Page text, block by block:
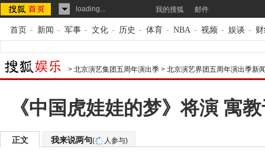
loading... 我的搜狐 邮件
首页 - 新闻 - 军事 - 文化 - 历史 - 体育 - NBA - 视频 - 娱谈 -
> 北京演艺集团五周年演出季 > 北京演艺界团五周年演出季新
《中国虎娃娃的梦》将演 寓
正文 我来说两句( 人参与)